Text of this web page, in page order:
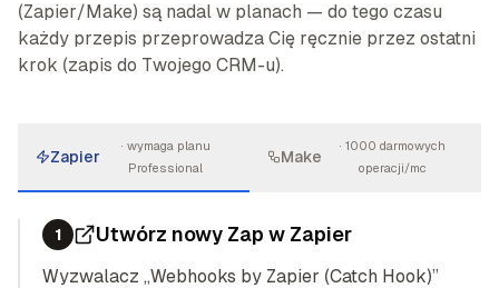
(Zapier/Make) są nadal w planach — do tego czasu
każdy przepis przeprowadza Cię ręcznie przez ostatni
krok (zapis do Twojego CRM-u).
Zapier
· wymaga planu
Professional
Make
·1000 darmowych
operacji/mc
1 Utwórz nowy Zap w Zapier
Wyzwalacz „Webhooks by Zapier (Catch Hook)”